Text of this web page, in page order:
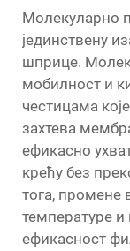
Молекуларно
јединствену
шприце.
мобилност и
честицама
захтева
ефикасно
крећу без
тога, промене
температуре и
ефикасност